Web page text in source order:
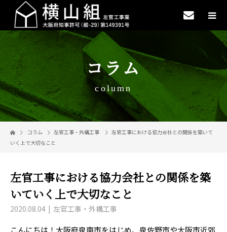
コラム
column
コラム 左官工事・外構工事
左官工事における協力会社との関係を築いて
いく上で大切なこと
左官工事における協力会社との関係を築
いていく上で大切なこと
2020.08.04 左官工事・外構工事
こんにちは！大阪府泉南市をはじめ、泉佐野市や大阪市近郊